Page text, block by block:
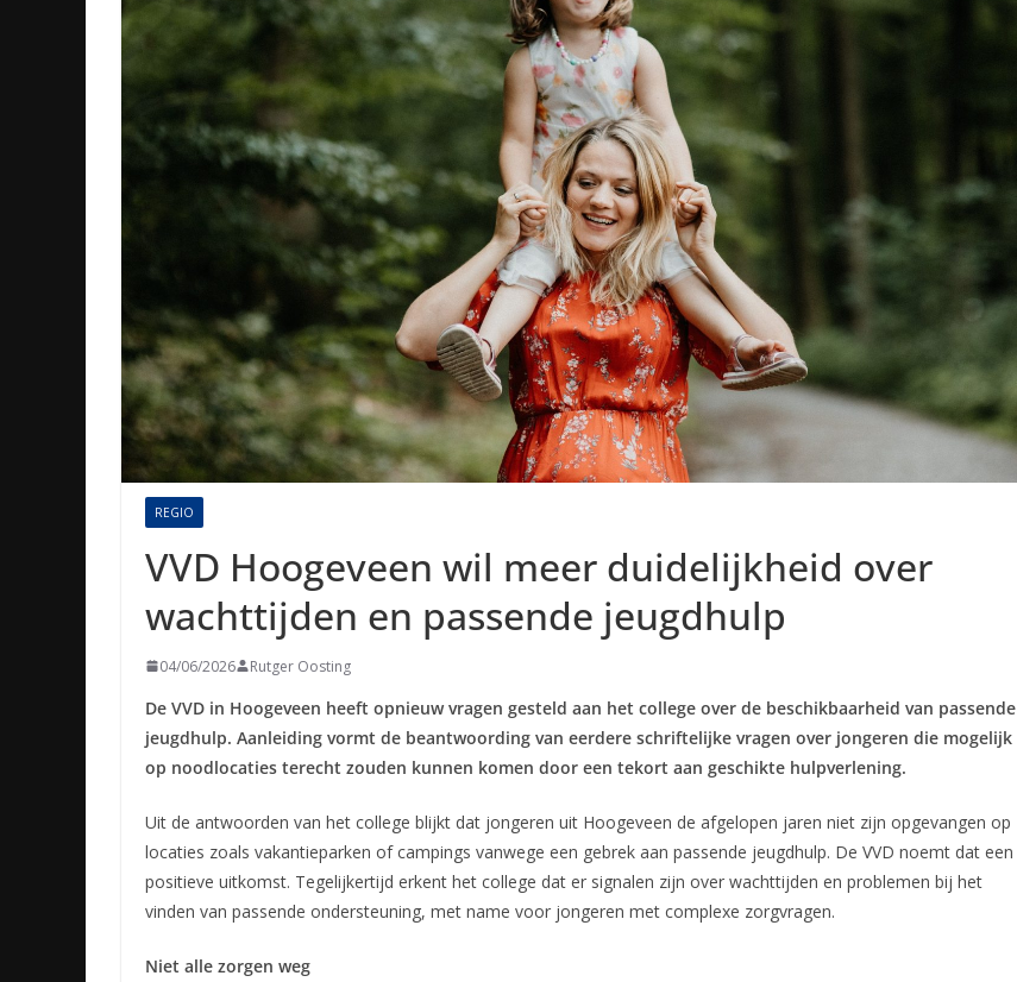
REGIO
VVD Hoogeveen wil meer duidelijkheid over
wachttijden en passende jeugdhulp
04/06/2026 Rutger Oosting
De VVD in Hoogeveen heeft opnieuw vragen gesteld aan het college over de beschikbaarheid van passende
jeugdhulp. Aanleiding vormt de beantwoording van eerdere schriftelijke vragen over jongeren die mogelijk
op noodlocaties terecht zouden kunnen komen door een tekort aan geschikte hulpverlening.
Uit de antwoorden van het college blijkt dat jongeren uit Hoogeveen de afgelopen jaren niet zijn opgevangen op
locaties zoals vakantieparken of campings vanwege een gebrek aan passende jeugdhulp. De VVD noemt dat een
positieve uitkomst. Tegelijkertijd erkent het college dat er signalen zijn over wachttijden en problemen bij het
vinden van passende ondersteuning, met name voor jongeren met complexe zorgvragen.
Niet alle zorgen weg